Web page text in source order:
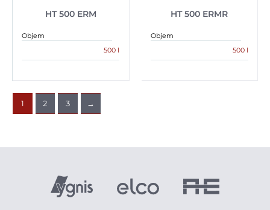
HT 500 ERM
Objem
500 l
HT 500 ERMR
Objem
500 l
1 2 3 →